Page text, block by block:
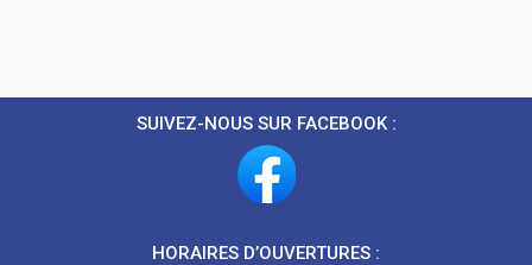
SUIVEZ-NOUS SUR FACEBOOK :
HORAIRES D’OUVERTURES :